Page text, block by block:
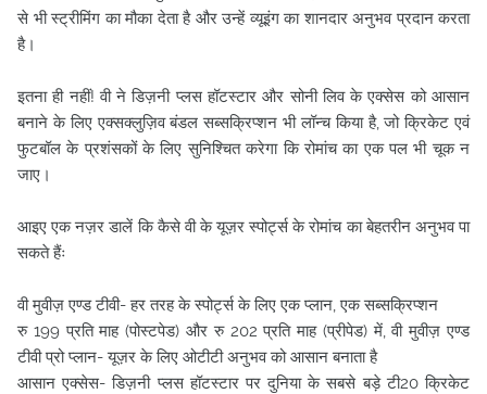
से भी स्ट्रीमिंग का मौका देता है और उन्हें व्यूइंग का शानदार अनुभव प्रदान करता
है।
इतना ही नहीं! वी ने डिज़नी प्लस हॉटस्टार और सोनी लिव के एक्सेस को आसान
बनाने के लिए एक्सक्लुज़िव बंडल सब्सक्रिप्शन भी लॉन्च किया है, जो क्रिकेट एवं
फुटबॉल के प्रशंसकों के लिए सुनिश्चित करेगा कि रोमांच का एक पल भी चूक न
जाए।
आइए एक नज़र डालें कि कैसे वी के यूज़र स्पोर्ट्स के रोमांच का बेहतरीन अनुभव पा
सकते हैंः
वी मुवीज़ एण्ड टीवी- हर तरह के स्पोर्ट्स के लिए एक प्लान, एक सब्सक्रिप्शन
रु 199 प्रति माह (पोस्टपेड) और रु 202 प्रति माह (प्रीपेड) में, वी मुवीज़ एण्ड
टीवी प्रो प्लान- यूज़र के लिए ओटीटी अनुभव को आसान बनाता है
आसान एक्सेस- डिज़नी प्लस हॉटस्टार पर दुनिया के सबसे बड़े टी20 क्रिकेट